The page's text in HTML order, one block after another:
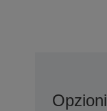
Opzioni